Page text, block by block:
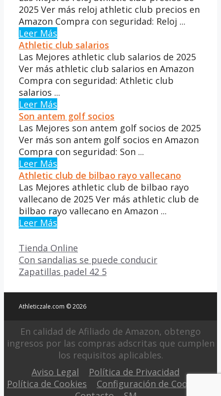
2025 Ver más reloj athletic club precios en
Amazon Compra con seguridad: Reloj ...
Leer Más
Athletic club salarios
Las Mejores athletic club salarios de 2025
Ver más athletic club salarios en Amazon
Compra con seguridad: Athletic club
salarios ...
Leer Más
Son antem golf socios
Las Mejores son antem golf socios de 2025
Ver más son antem golf socios en Amazon
Compra con seguridad: Son ...
Leer Más
Athletic club de bilbao rayo vallecano
Las Mejores athletic club de bilbao rayo
vallecano de 2025 Ver más athletic club de
bilbao rayo vallecano en Amazon ...
Leer Más
Categorías
Tienda Online
Con sandalias se puede conducir
Zapatillas padel 42 5
Athleticzale.com © 2026
En calidad de Afiliado de Amazon, obtengo
ingresos por las compras adscritas que cumplen
los requisitos aplicables.
Aviso Legal
Política de Privacidad
Política de Cookies
Configuración de Cookies